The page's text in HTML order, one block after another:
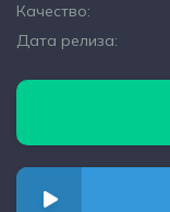
Качество:
Дата релиза: